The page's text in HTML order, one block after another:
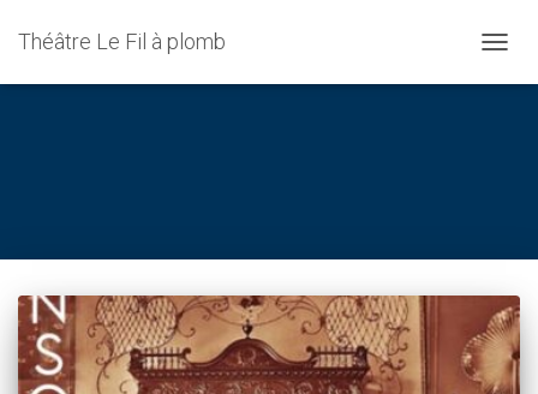
Théâtre Le Fil à plomb
LA